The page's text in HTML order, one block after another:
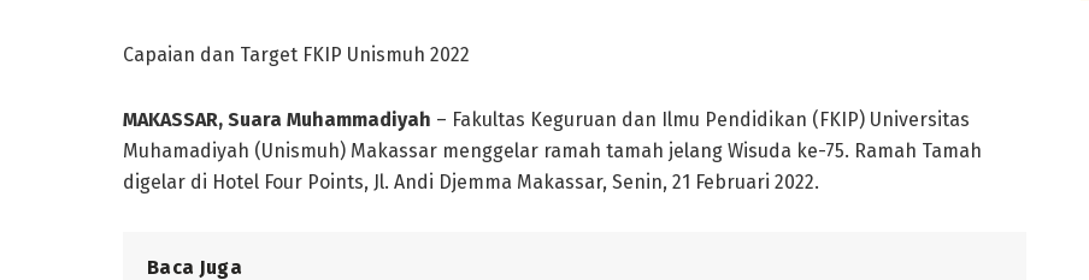
Capaian dan Target FKIP Unismuh 2022
MAKASSAR, Suara Muhammadiyah – Fakultas Keguruan dan Ilmu Pendidikan (FKIP) Universitas
Muhamadiyah (Unismuh) Makassar menggelar ramah tamah jelang Wisuda ke-75. Ramah Tamah
digelar di Hotel Four Points, Jl. Andi Djemma Makassar, Senin, 21 Februari 2022.
Baca Juga